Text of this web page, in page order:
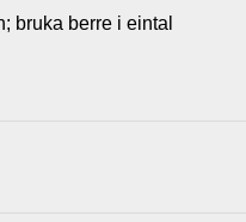
bruka berre i eintal